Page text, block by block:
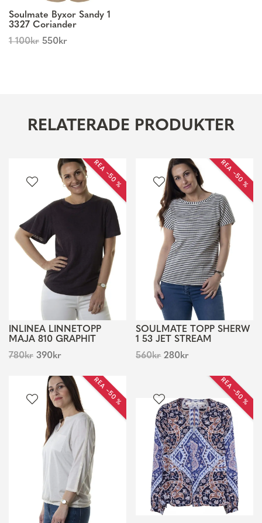
Soulmate Byxor Sandy 1
3327 Coriander
1 100kr 550kr
RELATERADE PRODUKTER
REA −50 %
INLINEA LINNETOPP
MAJA 810 GRAPHIT
780kr 390kr
REA −50 %
SOULMATE TOPP SHERW
1 53 JET STREAM
560kr 280kr
REA −50 % REA −50 %